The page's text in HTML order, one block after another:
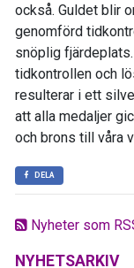
Nyheter som
NYHETSARKIV
också. Guldet blir
genomförd
snöplig
tidkontrollen och
resulterar i ett
att alla medaljer
och brons till våra
DELA